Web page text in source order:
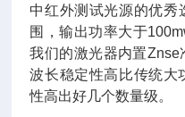
中红外测试光源的优秀
围，输出功率大于
我们的激光器内置
波长稳定性高比传统大
性高出好几个数量级。